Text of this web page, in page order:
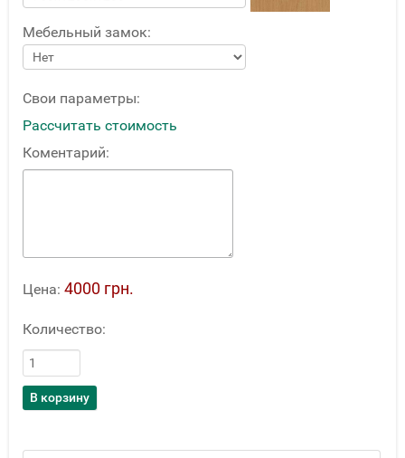
Мебельный замок:
Свои параметры:
Рассчитать стоимость
Коментарий:
Цена: 4000 грн.
Количество: